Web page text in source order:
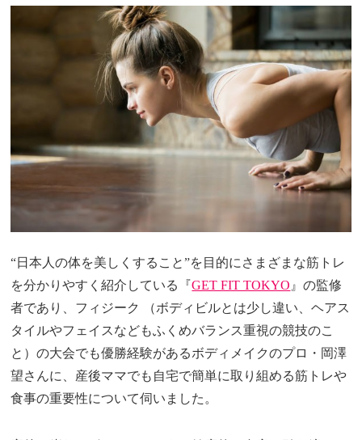
“日本人の体を美しくすること”を目的にさまざまな筋トレ
を分かりやすく紹介している『GET FIT TOKYO 』の監修
者であり、フィジーク （ボディビルとは少し違い、ヘアス
タイルやフェイスなどもふくめバランス重視の競技のこ
と）の大会でも優勝経験があるボディメイクのプロ・岡澤
望さんに、産後ママでも自宅で簡単に取り組める筋トレや
食事の重要性について伺いました。